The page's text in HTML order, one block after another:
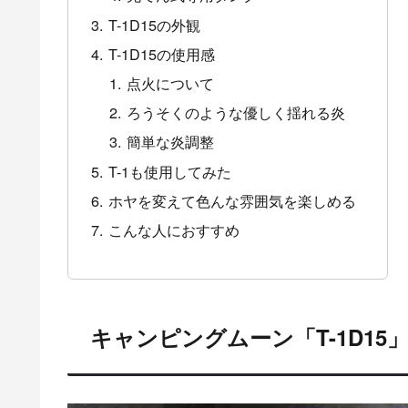
T-1D15の外観
T-1D15の使用感
点火について
ろうそくのような優しく揺れる炎
簡単な炎調整
T-1も使用してみた
ホヤを変えて色んな雰囲気を楽しめる
こんな人におすすめ
キャンピングムーン「T-1D15